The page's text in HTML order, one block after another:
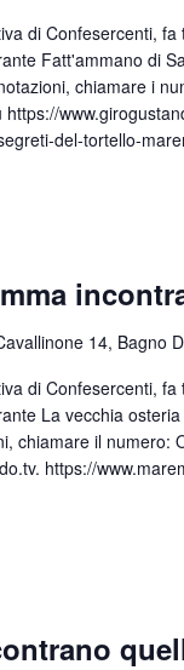
di Confesercenti,
Fatt'ammano di
chiamare i
del-tortello-
14, Bagno
di Confesercenti,
La vecchia
chiamare il numero:
https://